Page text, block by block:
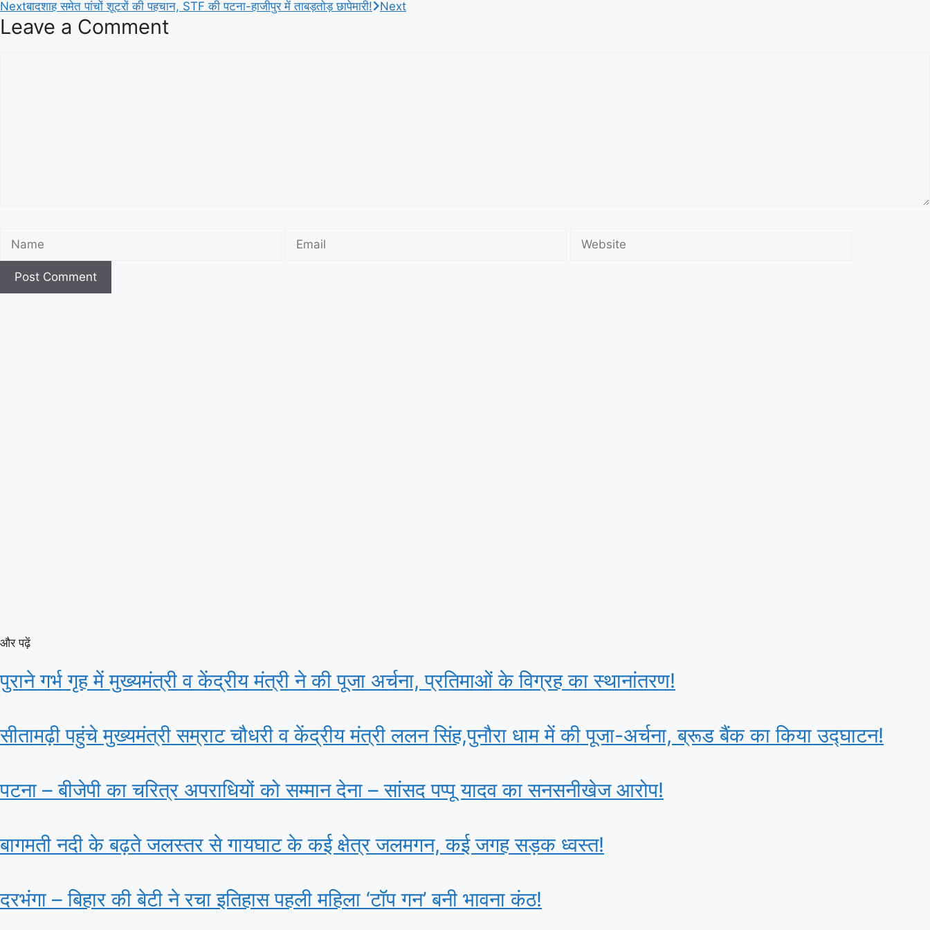
Nextबादशाह समेत पांचों शूटरों की पहचान, STF की पटना-हाजीपुर में ताबड़तोड़ छापेमारी! Next
Leave a Comment
Name Email Website
और पढ़ें
पुराने गर्भ गृह में मुख्यमंत्री व केंद्रीय मंत्री ने की पूजा अर्चना, प्रतिमाओं के विग्रह का स्थानांतरण!
सीतामढ़ी पहुंचे मुख्यमंत्री सम्राट चौधरी व केंद्रीय मंत्री ललन सिंह,पुनौरा धाम में की पूजा-अर्चना, ब्रूड बैंक का किया उद्घाटन!
पटना – बीजेपी का चरित्र अपराधियों को सम्मान देना – सांसद पप्पू यादव का सनसनीखेज आरोप!
बागमती नदी के बढ़ते जलस्तर से गायघाट के कई क्षेत्र जलमगन, कई जगह सड़क ध्वस्त!
दरभंगा – बिहार की बेटी ने रचा इतिहास पहली महिला ‘टॉप गन’ बनी भावना कंठ!